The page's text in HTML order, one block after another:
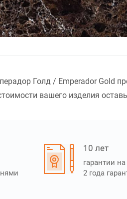
Голд / Emperador Gold
вашего изделия
10 лет
гарантии
2 года